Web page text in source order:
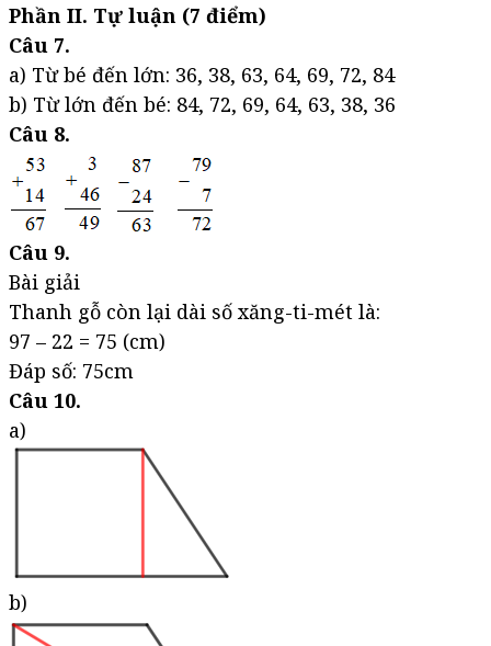
Phần II. Tự luận (7 điểm)
Câu 7.
a) Từ bé đến lớn: 36, 38, 63, 64, 69, 72, 84
b) Từ lớn đến bé: 84, 72, 69, 64, 63, 38, 36
Câu 8.
Câu 9.
Bài giải
Thanh gỗ còn lại dài số xăng-ti-mét là:
97 – 22 = 75 (cm)
Đáp số: 75cm
Câu 10.
a)
b)